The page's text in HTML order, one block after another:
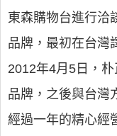
東森購物台進行洽
品牌，最初在台灣
2012年4月5日，
品牌，之後與台灣
經過一年的精心經